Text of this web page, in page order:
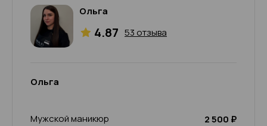
Ольга
4.87 53 отзыва
Ольга
Мужской маникюр
2 500 ₽